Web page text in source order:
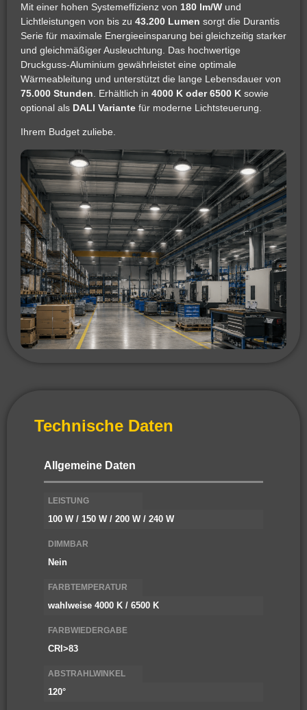
Mit einer hohen Systemeffizienz von 180 lm/W und
Lichtleistungen von bis zu 43.200 Lumen sorgt die Durantis
Serie für maximale Energieeinsparung bei gleichzeitig starker
und gleichmäßiger Ausleuchtung. Das hochwertige
Druckguss-Aluminium gewährleistet eine optimale
Wärmeableitung und unterstützt die lange Lebensdauer von
75.000 Stunden . Erhältlich in 4000 K oder 6500 K sowie
optional als DALI Variante für moderne Lichtsteuerung.
Ihrem Budget zuliebe.
Technische Daten
Allgemeine Daten
LEISTUNG
100 W / 150 W / 200 W / 240 W
DIMMBAR
Nein
FARBTEMPERATUR
wahlweise 4000 K / 6500 K
FARBWIEDERGABE
CRI>83
ABSTRAHLWINKEL
120°